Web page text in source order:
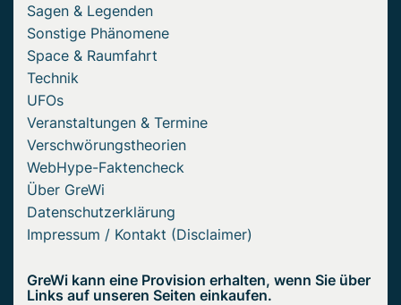
Sagen & Legenden
Sonstige Phänomene
Space & Raumfahrt
Technik
UFOs
Veranstaltungen & Termine
Verschwörungstheorien
WebHype-Faktencheck
Über GreWi
Datenschutzerklärung
Impressum / Kontakt (Disclaimer)
GreWi kann eine Provision erhalten, wenn Sie über
Links auf unseren Seiten einkaufen.